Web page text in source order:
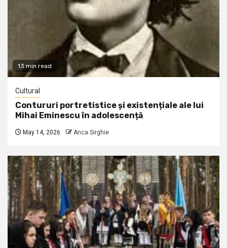
13 min read
Cultural
Contururi portretistice și existențiale ale lui
Mihai Eminescu în adolescență
May 14, 2026 Anca Sirghie